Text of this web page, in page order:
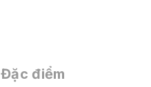
Đặc điểm